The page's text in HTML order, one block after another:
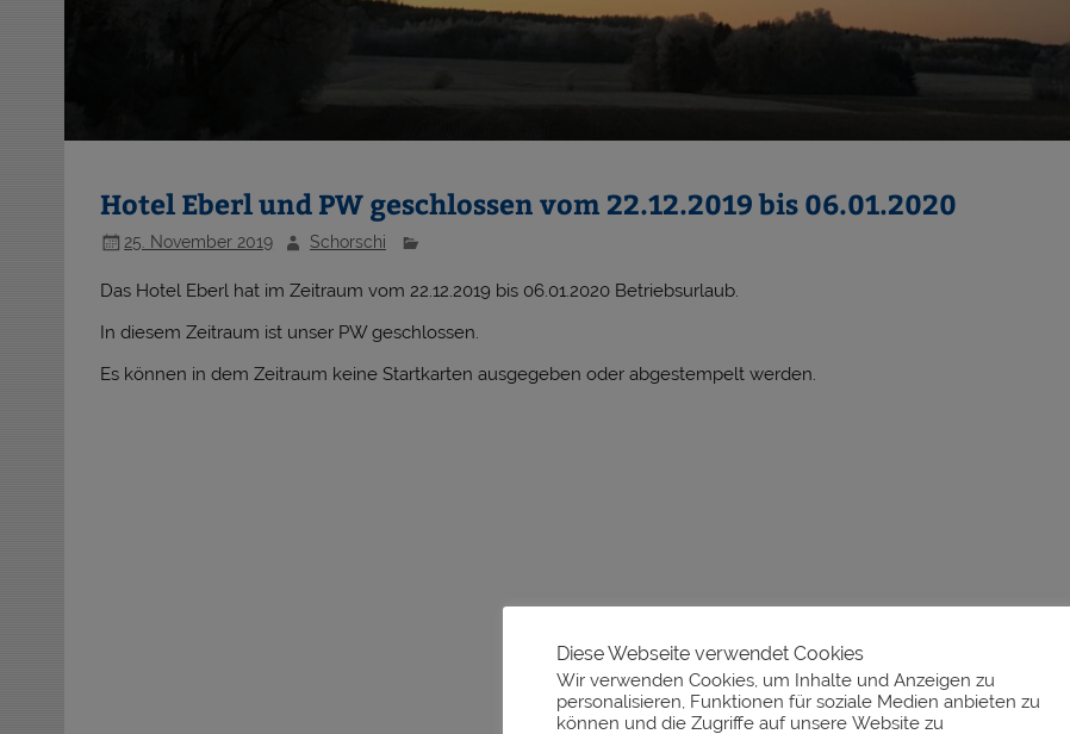
Hotel Eberl und PW geschlossen vom 22.12.2019 bis 06.01.2020
25. November 2019 Schorschi
Das Hotel Eberl hat im Zeitraum vom 22.12.2019 bis 06.01.2020 Betriebsurlaub.
In diesem Zeitraum ist unser PW geschlossen.
Es können in dem Zeitraum keine Startkarten ausgegeben oder abgestempelt werden.
Diese Webseite verwendet Cookies
Wir verwenden Cookies, um Inhalte und Anzeigen zu
personalisieren, Funktionen für soziale Medien anbieten zu
können und die Zugriffe auf unsere Website zu